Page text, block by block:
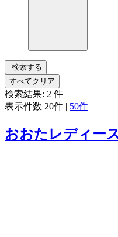
検索する
すべてクリア
検索結果: 2 件
表示件数 20件 | 50件
おおたレディー